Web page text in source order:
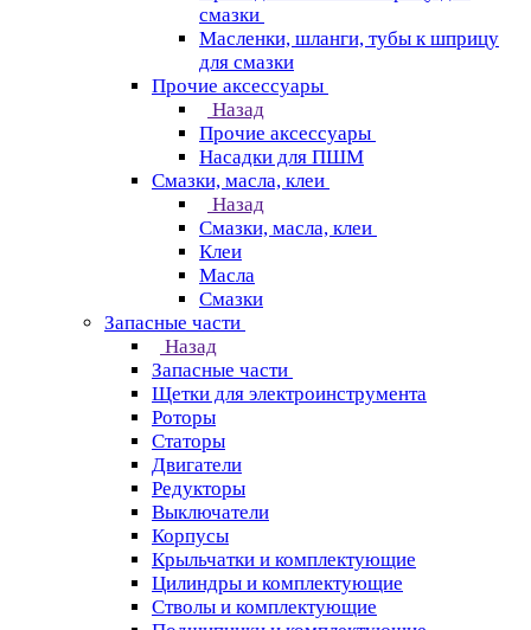
смазки
Масленки, шланги, тубы к шприцу
для смазки
Прочие аксессуары
Назад
Прочие аксессуары
Насадки для ПШМ
Смазки, масла, клеи
Назад
Смазки, масла, клеи
Клеи
Масла
Смазки
Запасные части
Назад
Запасные части
Щетки для электроинструмента
Роторы
Статоры
Двигатели
Редукторы
Выключатели
Корпусы
Крыльчатки и комплектующие
Цилиндры и комплектующие
Стволы и комплектующие